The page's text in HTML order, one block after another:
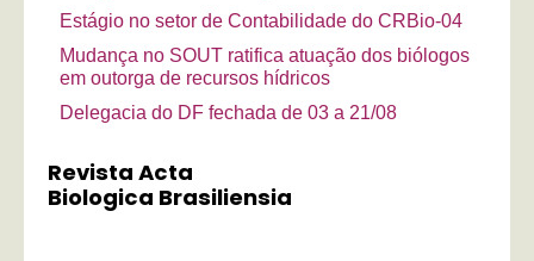
Estágio no setor de Contabilidade do CRBio-04
Mudança no SOUT ratifica atuação dos biólogos
em outorga de recursos hídricos
Delegacia do DF fechada de 03 a 21/08
Revista Acta
Biologica Brasiliensia